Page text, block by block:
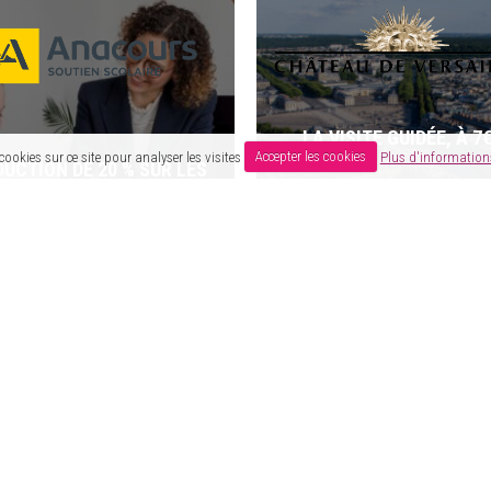
sur ce site pour analyser les visites Accepter les cookies Plus
DE 20 % SUR LES
LA VISITE GUIDÉE, À